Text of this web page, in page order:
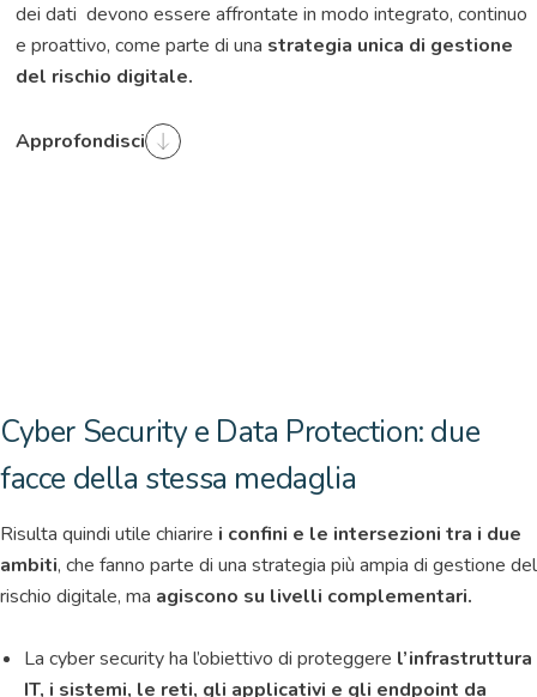
dei dati devono essere affrontate in modo integrato, continuo
e proattivo, come parte di una strategia unica di gestione
del rischio digitale.
Approfondisci
Cyber Security e Data Protection: due
facce della stessa medaglia
Risulta quindi utile chiarire i confini e le intersezioni tra i due
ambiti, che fanno parte di una strategia più ampia di gestione del
rischio digitale, ma agiscono su livelli complementari.
La cyber security ha l’obiettivo di proteggere l’infrastruttura
IT, i sistemi, le reti, gli applicativi e gli endpoint da